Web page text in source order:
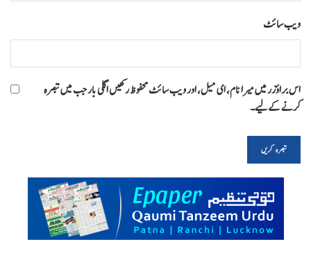
ویب‌ سائٹ
اس براؤزر میں میرا نام، ای میل، اور ویب سائٹ محفوظ رکھیں اگلی بار جب میں تبصرہ
کرنے کےلیے۔